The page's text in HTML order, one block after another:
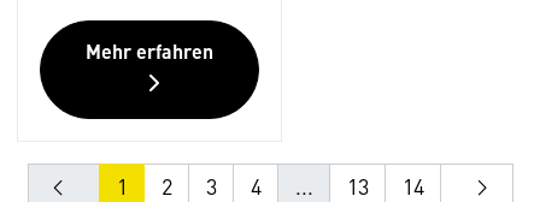
Mehr erfahren
1 2 3 4 ... 13 14